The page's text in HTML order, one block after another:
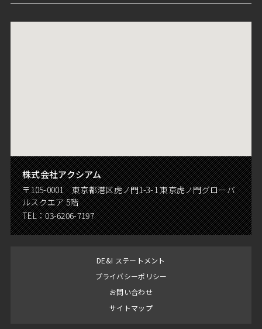
株式会社アクシアム
〒105-0001 東京都港区虎ノ門1-3-1 東京虎ノ門グローバ
ルスクエア 5階
TEL：03-6206-7197
DE&I ステートメント
プライバシーポリシー
お問い合わせ
サイトマップ